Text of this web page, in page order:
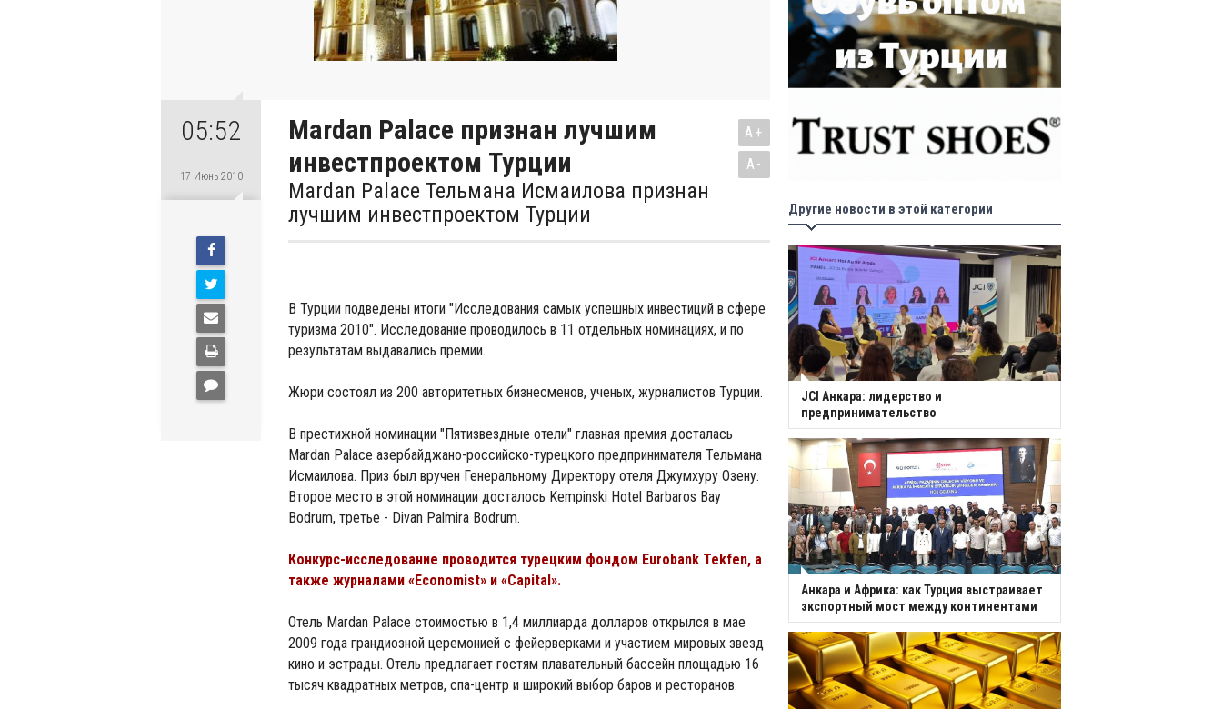
05:52
17 Июнь 2010
Mardan Palace признан лучшим
инвестпроектом Турции
Mardan Palace Тельмана Исмаилова признан
лучшим инвестпроектом Турции
A+
A-
B Турции подведены итоги "Исследования самых успешных инвестиций в сфере
туризма 2010". Исследование проводилось в 11 отдельных номинациях, и по
результатам выдавались премии.
Жюри состоял из 200 авторитетных бизнесменов, ученых, журналистов Турции.
В престижной номинации "Пятизвездные отели" главная премия досталась
Mardan Palace азербайджано-российско-турецкого предпринимателя Тельмана
Исмаилова. Приз был вручен Генеральному Директору отеля Джумхуру Озену.
Второе место в этой номинации досталось Kempinski Hotel Barbaros Bay
Bodrum, третье - Divan Palmira Bodrum.
Конкурс-исследование проводится турецким фондом Eurobank Tekfen, а
также журналами «Economist» и «Capital».
Отель Mardan Palace стоимостью в 1,4 миллиарда долларов открылся в мае
2009 года грандиозной церемонией с фейерверками и участием мировых звезд
кино и эстрады. Отель предлагает гостям плавательный бассейн площадью 16
тысяч квадратных метров, спа-центр и широкий выбор баров и ресторанов.
Другие новости в этой категории
JCI Анкара: лидерство и
предпринимательство
Анкара и Африка: как Турция выстраивает
экспортный мост между континентами